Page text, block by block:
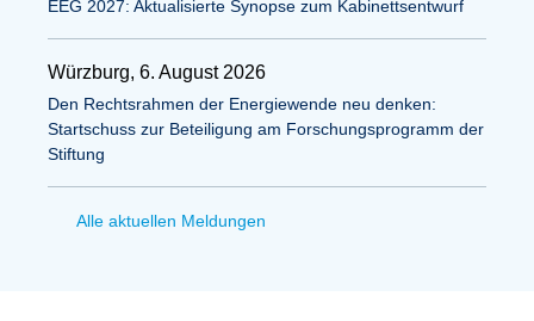
EEG 2027: Aktualisierte Synopse zum Kabinettsentwurf
Würzburg, 6. August 2026
Den Rechtsrahmen der Energiewende neu denken:
Startschuss zur Beteiligung am Forschungsprogramm der
Stiftung
Alle aktuellen Meldungen